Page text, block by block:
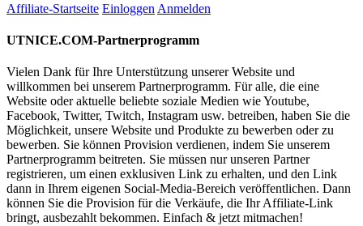
Affiliate-Startseite Einloggen Anmelden
UTNICE.COM-Partnerprogramm
Vielen Dank für Ihre Unterstützung unserer Website und
willkommen bei unserem Partnerprogramm. Für alle, die eine
Website oder aktuelle beliebte soziale Medien wie Youtube,
Facebook, Twitter, Twitch, Instagram usw. betreiben, haben Sie die
Möglichkeit, unsere Website und Produkte zu bewerben oder zu
bewerben. Sie können Provision verdienen, indem Sie unserem
Partnerprogramm beitreten. Sie müssen nur unseren Partner
registrieren, um einen exklusiven Link zu erhalten, und den Link
dann in Ihrem eigenen Social-Media-Bereich veröffentlichen. Dann
können Sie die Provision für die Verkäufe, die Ihr Affiliate-Link
bringt, ausbezahlt bekommen. Einfach & jetzt mitmachen!